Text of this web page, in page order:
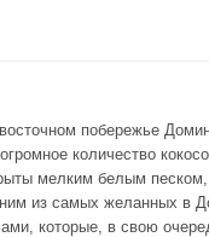
побережье
количество
мелким белым песком,
из самых желанных в
которые, в свою